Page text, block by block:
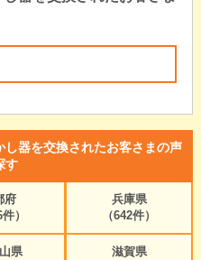
器を交換されたお客さまの声
す
府
）
兵庫県
（642件）
県
滋賀県